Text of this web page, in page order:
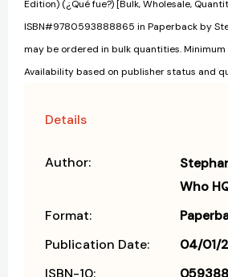
Edition) (¿Qué fue?) [Bulk, Wholesale,
ISBN#9780593888865 in Paperback by
may be ordered in bulk quantities.
Availability based on publisher status and
Details
Author:
Who
Format:
Publication Date:
04/01/
ISBN-10: